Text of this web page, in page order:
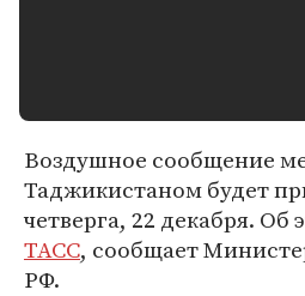
Воздушное сообщение
Таджикистаном будет
четверга, 22 декабря. Об
ТАСС, сообщает
РФ.